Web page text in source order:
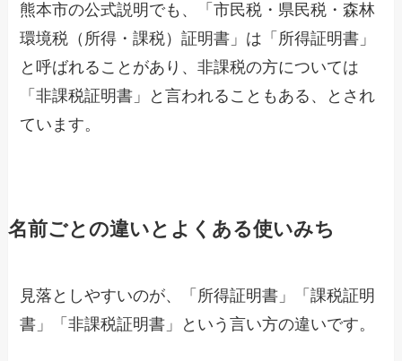
熊本市の公式説明でも、「市民税・県民税・森林
環境税（所得・課税）証明書」は「所得証明書」
と呼ばれることがあり、非課税の方については
「非課税証明書」と言われることもある、とされ
ています。
名前ごとの違いとよくある使いみち
見落としやすいのが、「所得証明書」「課税証明
書」「非課税証明書」という言い方の違いです。